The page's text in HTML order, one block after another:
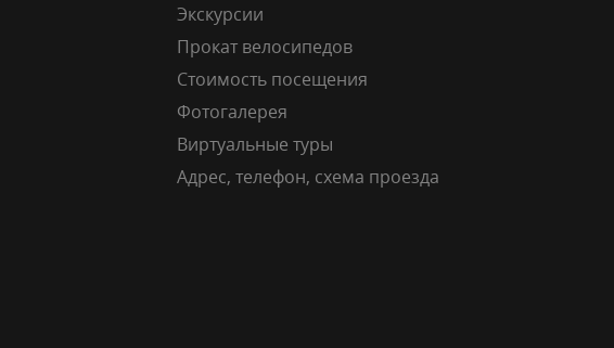
Экскурсии
Прокат велосипедов
Стоимость посещения
Фотогалерея
Виртуальные туры
Адрес, телефон, схема проезда